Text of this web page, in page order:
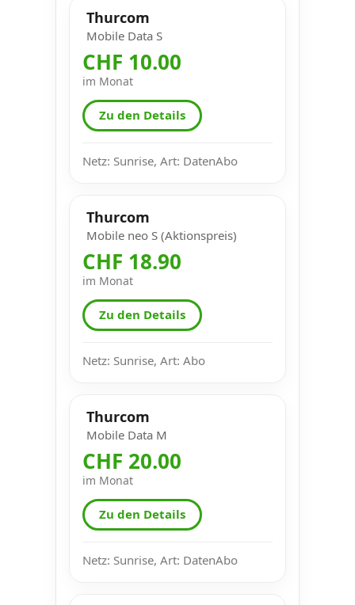
Thurcom
Mobile Data S
CHF 10.00
im Monat
Zu den Details
Netz: Sunrise, Art: DatenAbo
Thurcom
Mobile neo S (Aktionspreis)
CHF 18.90
im Monat
Zu den Details
Netz: Sunrise, Art: Abo
Thurcom
Mobile Data M
CHF 20.00
im Monat
Zu den Details
Netz: Sunrise, Art: DatenAbo